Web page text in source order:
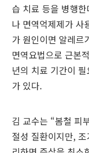
습 치료 등을 병행
나 면역억제제가 사
가 원인이면 알레르
면역요법으로 근본
년의 치료 기간이
가 있다.
김 교수는 “봄철 피
절성 질환이지만,